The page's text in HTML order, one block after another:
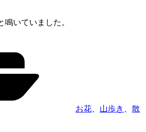
鳴いていました。
お花 山歩き
散